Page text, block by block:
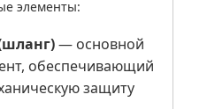
элементы:
— основной
обеспечивающий
защиту